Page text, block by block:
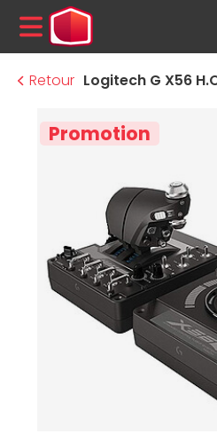
MENU
Retour Logitech G X56
Promotion